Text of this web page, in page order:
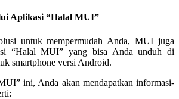
Aplikasi “Halal MUI”
untuk mempermudah Anda, MUI juga
“Halal MUI” yang bisa Anda unduh di
smartphone versi Android.
ini, Anda akan mendapatkan informasi-